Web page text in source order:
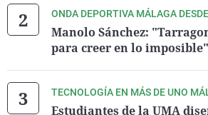
ONDA DEPORTIVA MÁLAGA
Manolo Sánchez:
para creer en lo imposible"
TECNOLOGÍA EN MÁS DE UNO
Estudiantes de la UMA